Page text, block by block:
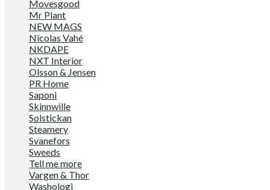
Movesgood
Mr Plant
NEW MAGS
Nicolas Vahé
NKDAPE
NXT Interior
Olsson & Jensen
PR Home
Saponi
Skinnwille
Solstickan
Steamery
Svanefors
Sweeds
Tell me more
Vargen & Thor
Washologi